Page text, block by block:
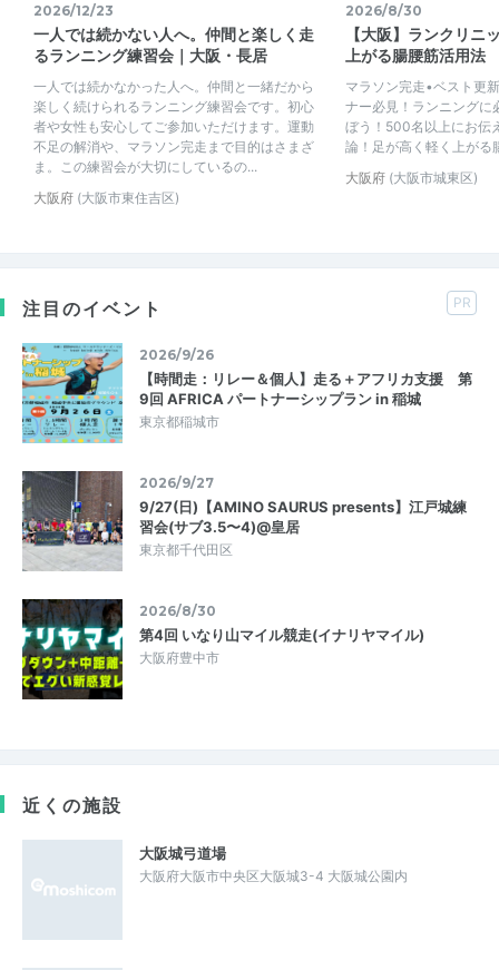
2026/12/23
一人では続かない人へ。仲間と楽しく走
るランニング練習会｜大阪・長居
一人では続かなかった人へ。仲間と一緒だから
楽しく続けられるランニング練習会です。初心
者や女性も安心してご参加いただけます。運動
不足の解消や、マラソン完走まで目的はさまざ
ま。この練習会が大切にしているの...
大阪府 (大阪市東住吉区)
2026/8/30
【大阪】ランクリニ
上がる腸腰筋活用法
マラソン完走•ベスト更
ナー必見！ランニングに
ぼう！500名以上にお伝
論！足が高く軽く上がる
大阪府 (大阪市城東区)
注目のイベント PR
2026/9/26
【時間走：リレー＆個人】走る＋アフリカ支援 第
9回 AFRICA パートナーシップラン in 稲城
東京都稲城市
2026/9/27
9/27(日)【AMINO SAURUS presents】江戸城練
習会(サブ3.5〜4)@皇居
東京都千代田区
2026/8/30
第4回 いなり山マイル競走(イナリヤマイル)
大阪府豊中市
近くの施設
大阪城弓道場
大阪府大阪市中央区大阪城3-4 大阪城公園内